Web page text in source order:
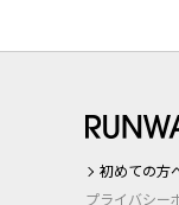
初めての方
プライバシー